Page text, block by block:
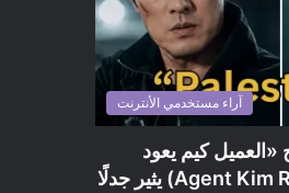
آراء مستخدمي الأنترنت
«العميل كيم يعود
للخدمة» (Agent Kim Reactivated) يثير جدلًا